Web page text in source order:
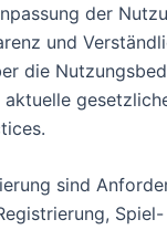
der
und
die
sind